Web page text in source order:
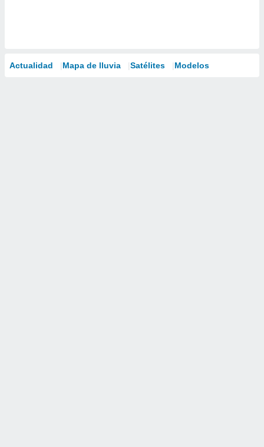
Actualidad Mapa de lluvia Satélites Modelos